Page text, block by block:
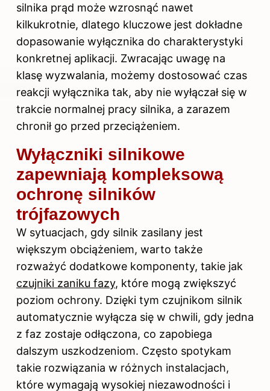
silnika prąd może wzrosnąć nawet
kilkukrotnie, dlatego kluczowe jest dokładne
dopasowanie wyłącznika do charakterystyki
konkretnej aplikacji. Zwracając uwagę na
klasę wyzwalania, możemy dostosować czas
reakcji wyłącznika tak, aby nie wyłączał się w
trakcie normalnej pracy silnika, a zarazem
chronił go przed przeciążeniem.
Wyłączniki silnikowe
zapewniają kompleksową
ochronę silników
trójfazowych
W sytuacjach, gdy silnik zasilany jest
większym obciążeniem, warto także
rozważyć dodatkowe komponenty, takie jak
czujniki zaniku fazy, które mogą zwiększyć
poziom ochrony. Dzięki tym czujnikom silnik
automatycznie wyłącza się w chwili, gdy jedna
z faz zostaje odłączona, co zapobiega
dalszym uszkodzeniom. Często spotykam
takie rozwiązania w różnych instalacjach,
które wymagają wysokiej niezawodności i